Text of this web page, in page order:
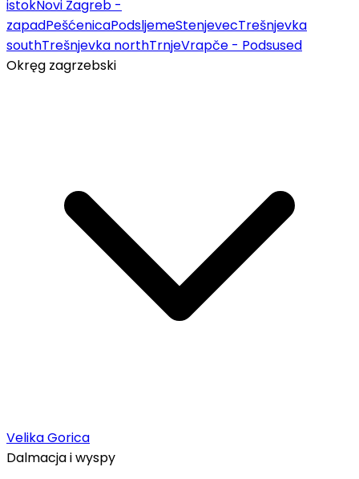
istokNovi Zagreb -
zapadPešćenicaPodsljemeStenjevecTrešnjevka
southTrešnjevka northTrnjeVrapče - Podsused
Okręg zagrzebski
Velika Gorica
Dalmacja i wyspy